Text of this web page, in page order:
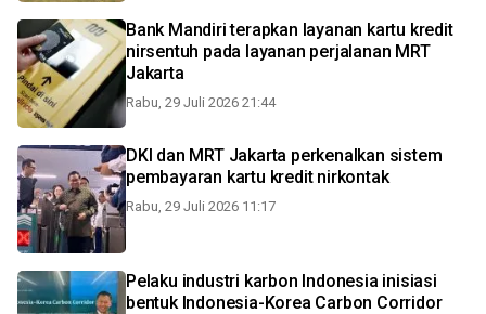
Bank Mandiri terapkan layanan kartu kredit
nirsentuh pada layanan perjalanan MRT
Jakarta
Rabu, 29 Juli 2026 21:44
DKI dan MRT Jakarta perkenalkan sistem
pembayaran kartu kredit nirkontak
Rabu, 29 Juli 2026 11:17
Pelaku industri karbon Indonesia inisiasi
bentuk Indonesia-Korea Carbon Corridor